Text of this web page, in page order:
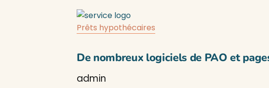
Prêts hypothécaires
De nombreux logiciels de PAO et
admin